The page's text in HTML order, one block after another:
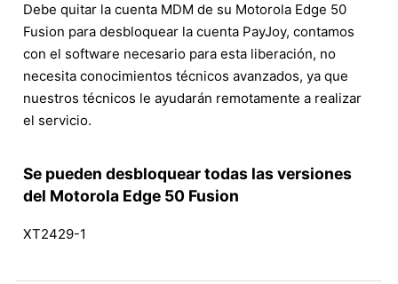
Debe quitar la cuenta MDM de su Motorola Edge 50
Fusion para desbloquear la cuenta PayJoy, contamos
con el software necesario para esta liberación, no
necesita conocimientos técnicos avanzados, ya que
nuestros técnicos le ayudarán remotamente a realizar
el servicio.
Se pueden desbloquear todas las versiones
del Motorola Edge 50 Fusion
XT2429-1